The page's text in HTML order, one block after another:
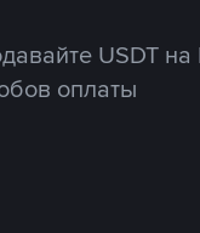
USDT
оплаты